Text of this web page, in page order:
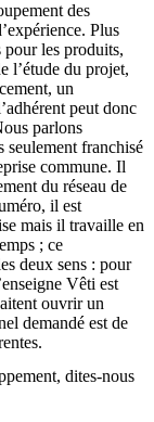
des
Plus
pour les produits,
l’étude du projet,
un
peut donc
parlons
seulement franchisé
commune. Il
du réseau de
il est
mais il travaille en
; ce
deux sens : pour
Vêti est
ouvrir un
demandé est de
dites-nous